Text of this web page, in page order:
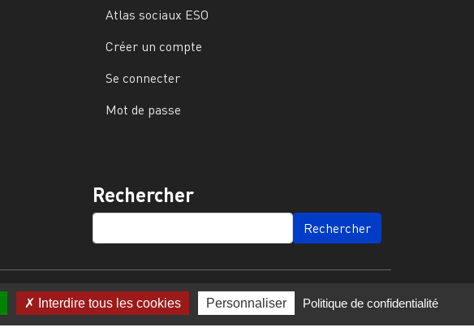
Atlas sociaux ESO
Créer un compte
Se connecter
Mot de passe
Rechercher
SEARCH
Interdire tous les cookies Personnaliser Politique de confidentialité